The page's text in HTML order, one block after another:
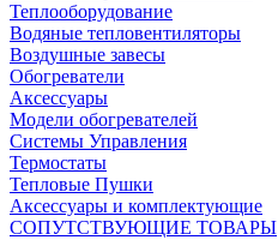
Теплооборудование
Водяные тепловентиляторы
Воздушные завесы
Обогреватели
Аксессуары
Модели обогревателей
Системы Управления
Термостаты
Тепловые Пушки
Аксессуары и комплектующие
СОПУТСТВУЮЩИЕ ТОВАРЫ